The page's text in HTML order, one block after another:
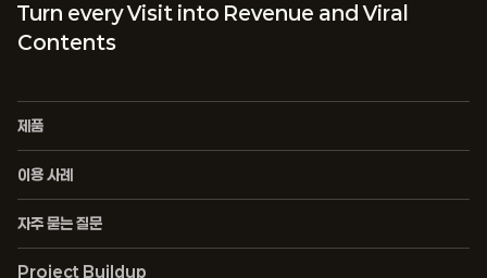
Turn every Visit into Revenue and Viral
Contents
제품
이용 사례
자주 묻는 질문
Project Buildup